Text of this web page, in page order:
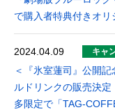
で購入者特典付きオリ
2024.04.09 キャ
＜『氷室蓮司』公開
ルドリンクの販売決
多限定で「TAG-